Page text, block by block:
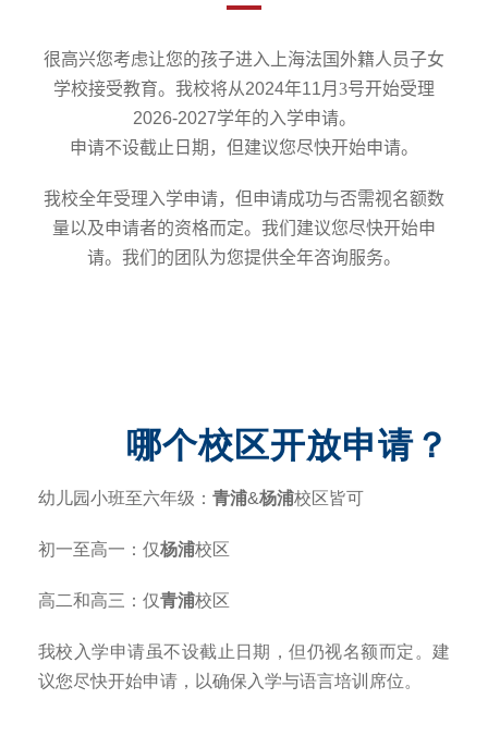
很高兴您考虑让您的孩子进入上海法国外籍人员子女
学校接受教育。我校将从2024年11月3号开始受理
2026-2027学年的入学申请。
申请不设截止日期，但建议您尽快开始申请。
我校全年受理入学申请，但申请成功与否需视名额数
量以及申请者的资格而定。我们建议您尽快开始申
请。我们的团队为您提供全年咨询服务。
哪个校区开放申请？
幼儿园小班至六年级： 青浦&杨浦校区皆可
初一至高一：仅杨浦校区
高二和高三：仅青浦校区
我校入学申请虽不设截止日期，但仍视名额而定。建
议您尽快开始申请，以确保入学与语言培训席位。